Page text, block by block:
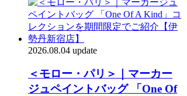
2026.08.04 update
＜モロー・パリ＞｜マーカー
ジュペイントバッグ 「One Of